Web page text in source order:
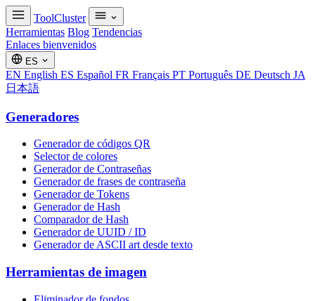
ToolCluster
Herramientas Blog Tendencias
Enlaces bienvenidos
ES
EN English ES Español FR Français PT Português DE Deutsch JA
日本語
Generadores
Generador de códigos QR
Selector de colores
Generador de Contraseñas
Generador de frases de contraseña
Generador de Tokens
Generador de Hash
Comparador de Hash
Generador de UUID / ID
Generador de ASCII art desde texto
Herramientas de imagen